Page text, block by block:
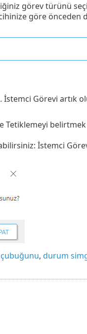
görev türünü
göre önceden
İstemci Görevi artık
Tetiklemeyi
İstemci
, durum